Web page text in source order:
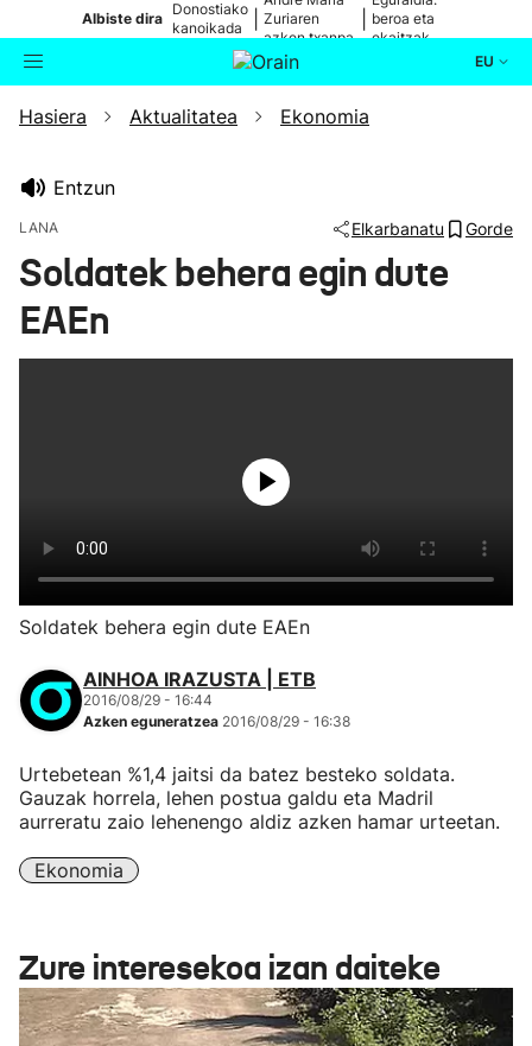
Albiste dira
Donostiako
kanoikada
Zuriaren
azken txanpa
beroa eta
ekaitzak
EU
Bilatzailea Aktualitatea
Hasiera Aktualitatea Ekonomia
Entzun
LANA Elkarbanatu Gorde
Soldatek behera egin dute
EAEn
Soldatek behera egin dute EAEn
AINHOA IRAZUSTA | ETB
2016/08/29 - 16:44
Azken eguneratzea 2016/08/29 - 16:38
Urtebetean %1,4 jaitsi da batez besteko soldata.
Gauzak horrela, lehen postua galdu eta Madril
aurreratu zaio lehenengo aldiz azken hamar urteetan.
Ekonomia
Zure interesekoa izan daiteke